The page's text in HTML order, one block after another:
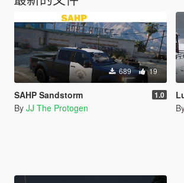
689 19
SAHP Sandstorm 1.0
By JJ The Protogen